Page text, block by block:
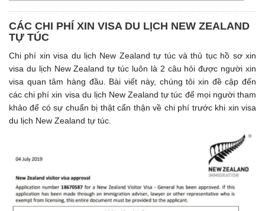
CÁC CHI PHÍ XIN VISA DU LỊCH NEW ZEALAND
TỰ TÚC
Chi phí xin visa du lịch New Zealand tự túc và thủ tục hồ sơ xin
visa du lịch New Zealand tự túc luôn là 2 câu hỏi được người xin
visa quan tâm hàng đầu. Bài viết này, chúng tôi xin đề cập đến
các chi phí xin visa du lịch New Zealand tự túc để mọi người tham
khảo để có sự chuẩn bị thật cẩn thận về chi phí trước khi xin visa
du lịch New Zealand tự túc.